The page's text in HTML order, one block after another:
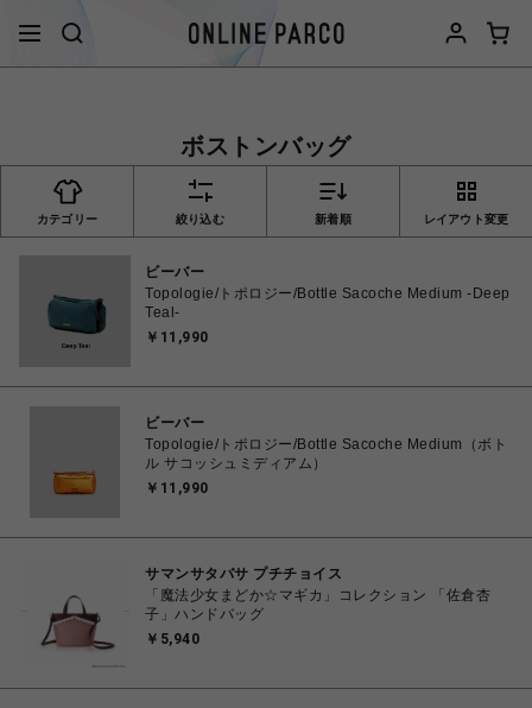
ボストンバッグ
カテゴリー 絞り込む 新着順 レイアウト変更
ビーバー
Topologie/トポロジー/Bottle Sacoche Medium -Deep
Teal-
￥11,990
ビーバー
Topologie/トポロジー/Bottle Sacoche Medium（ボト
ル サコッシュミディアム）
￥11,990
サマンサタバサ プチチョイス
「魔法少女まどか☆マギカ」コレクション 「佐倉杏
子」ハンドバッグ
￥5,940